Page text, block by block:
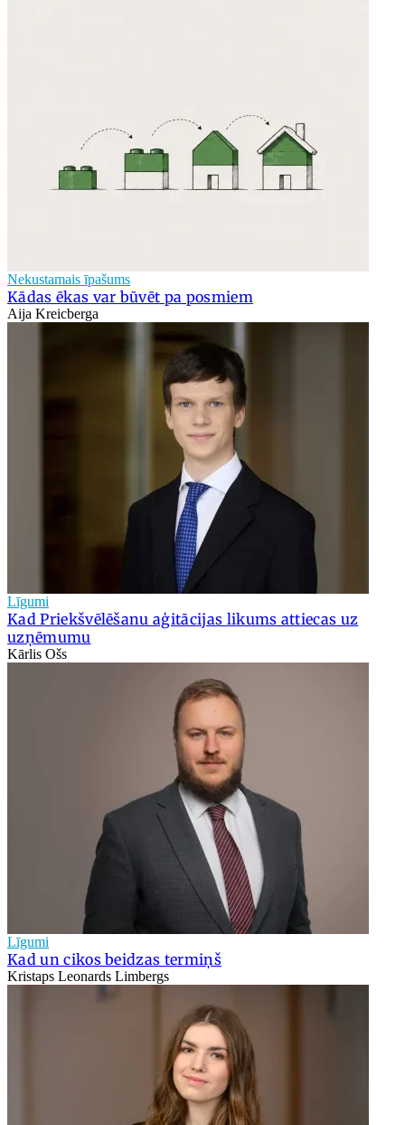
Nekustamais īpašums
Kādas ēkas var būvēt pa posmiem
Aija Kreicberga
Līgumi
Kad Priekšvēlēšanu aģitācijas likums attiecas uz
uzņēmumu
Kārlis Ošs
Līgumi
Kad un cikos beidzas termiņš
Kristaps Leonards Limbergs